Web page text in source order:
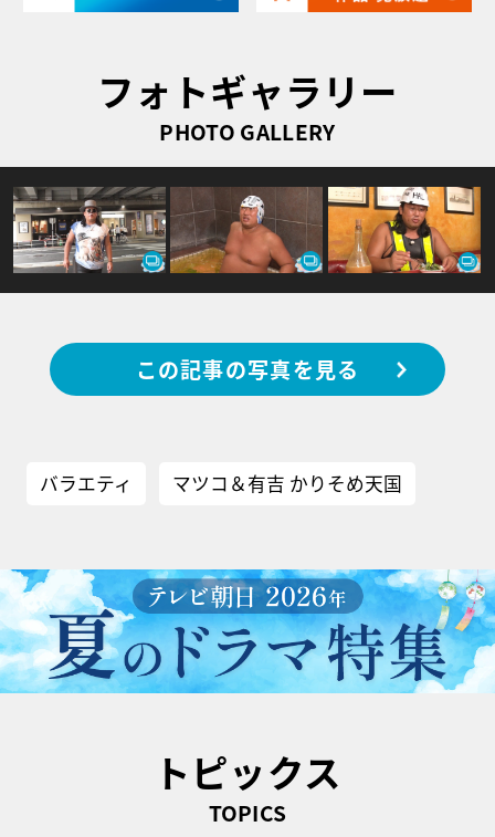
フォトギャラリー
PHOTO GALLERY
この記事の写真を見る
バラエティ マツコ＆有吉 かりそめ天国
トピックス
TOPICS